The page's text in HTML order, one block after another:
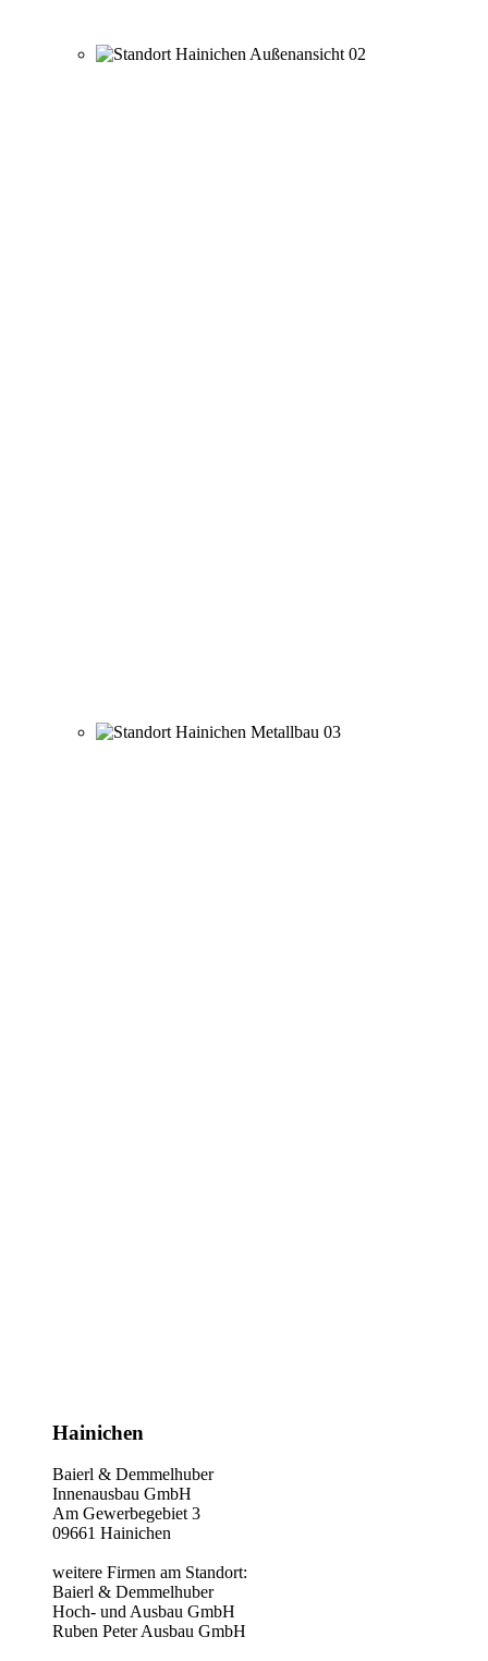
Hainichen
Baierl & Demmelhuber
Innenausbau GmbH
Am Gewerbegebiet 3
09661 Hainichen
weitere Firmen am Standort:
Baierl & Demmelhuber
Hoch- und Ausbau GmbH
Ruben Peter Ausbau GmbH